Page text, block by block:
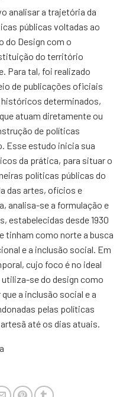
analisar a trajetória da
públicas voltadas ao
do Design com o
do território
Para tal, foi realizado
de publicações oficiais
determinados,
atuam diretamente ou
de políticas
Esse estudo inicia sua
da prática, para situar o
políticas públicas do
das artes, ofícios e
analisa-se a formulação e
estabelecidas desde 1930
tinham como norte a busca
e a inclusão social. Em
cujo foco é no ideal
se do design como
a inclusão social e a
pelas políticas
até os dias atuais.